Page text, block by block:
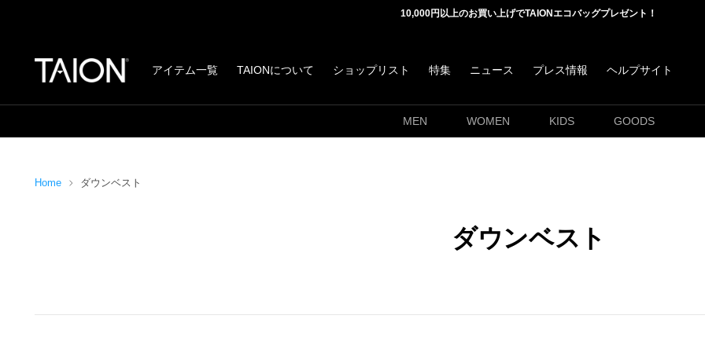
10,000円以上のお買い上げでTAIONエコバッグプレゼント！
アイテム一覧 TAIONについて ショップリスト 特集 ニュース プレス情報 ヘルプサイト
MEN WOMEN KIDS GOODS
Home ダウンベスト
ダウンベスト